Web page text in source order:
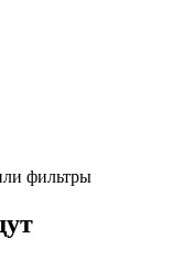
фильтры